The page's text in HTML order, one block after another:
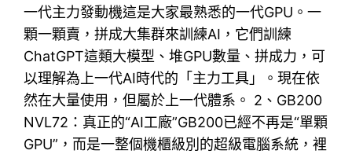
一代主力發動機這是大家最熟悉的一代GPU。一
顆一顆賣，拼成大集群來訓練AI，它們訓練
ChatGPT這類大模型、堆GPU數量、拼成力，可
以理解為上一代AI時代的「主力工具」。現在依
然在大量使用，但屬於上一代體系。 2、GB200
NVL72：真正的“AI工廠”GB200已經不再是“單顆
GPU”，而是一整個機櫃級別的超級電腦系統，裡